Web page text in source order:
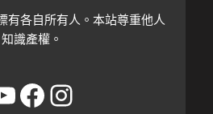
有各自所有人。本站尊重他人
知識產權。
Facebook
Instagram